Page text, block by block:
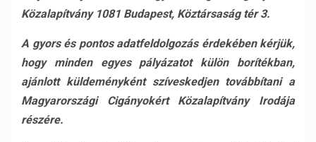
Közalapítvány 1081 Budapest, Köztársaság tér 3.
A gyors és pontos adatfeldolgozás érdekében kérjük,
hogy minden egyes pályázatot külön borítékban,
ajánlott küldeményként szíveskedjen továbbítani a
Magyarországi Cigányokért Közalapítvány Irodája
részére.